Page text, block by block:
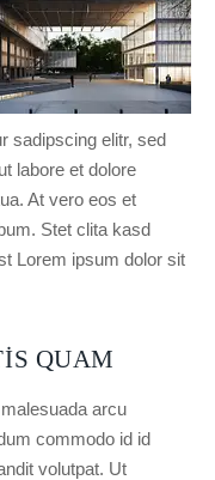
sadipscing elitr, sed
labore et dolore
At vero eos et
Stet clita kasd
Lorem ipsum dolor sit
QUAM
arcu
commodo id id
volutpat. Ut